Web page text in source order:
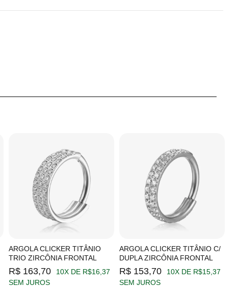
ARGOLA CLICKER TITÂNIO
TRIO ZIRCÔNIA FRONTAL
R$ 163,70
10X DE R$16,37
SEM JUROS
ARGOLA CLICKER TITÂNIO C/
DUPLA ZIRCÔNIA FRONTAL
R$ 153,70
10X DE R$15,37
SEM JUROS